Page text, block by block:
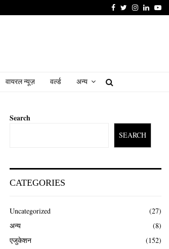
FacebookTwitter
Instagram
वायरल न्यूज़ वर्ल्ड अन्य
Search
SEARCH
CATEGORIES
Uncategorized
(27)
अन्य
(8)
एजुकेशन
(152)